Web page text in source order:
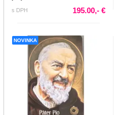
s DPH 195.00,- €
NOVINKA